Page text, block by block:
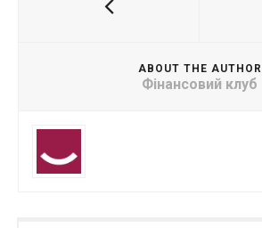
ABOUT THE AUTHOR
Фінансовий клуб